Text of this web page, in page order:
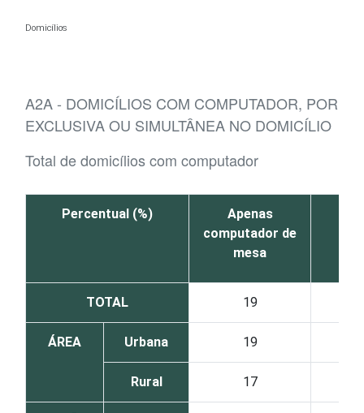
Domicílios
A2A - DOMICÍLIOS COM COMPUTADOR, POR
EXCLUSIVA OU SIMULTÂNEA NO DOMICÍLIO
Total de domicílios com computador
Percentual (%)
Apenas
computador de
mesa
TOTAL 19
ÁREA Urbana 19
Rural 17